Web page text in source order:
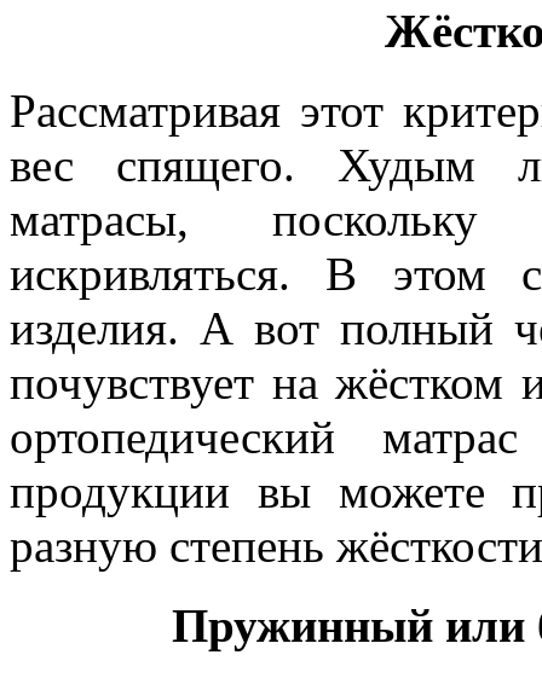
Рассматривая этот
вес спящего. Худым
матрасы,
искривляться. В этом
изделия. А вот полный
почувствует на жёстком
ортопедический
продукции вы можете
разную степень
Пружинный или